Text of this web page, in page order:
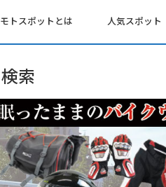
モトスポットとは 人気スポット
検索